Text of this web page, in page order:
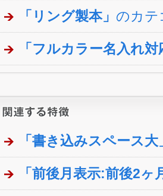
「リング製本」 のカテ
「フルカラー名入れ対
「書き込みスペース大
「前後月表示:前後2ヶ